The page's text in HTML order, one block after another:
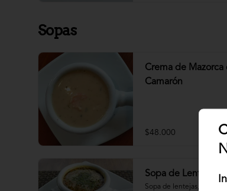
Sopas
Crema de Mazorca
Camarón
$48.000
Sopa de Lenteja
Sopa de lentejas, chorizo,